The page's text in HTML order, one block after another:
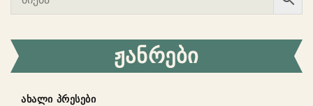
ᲟᲐᲜᲠᲔᲑᲘ
ᲐᲮᲐᲚᲘ ᲞᲠᲔᲡᲔᲑᲘ